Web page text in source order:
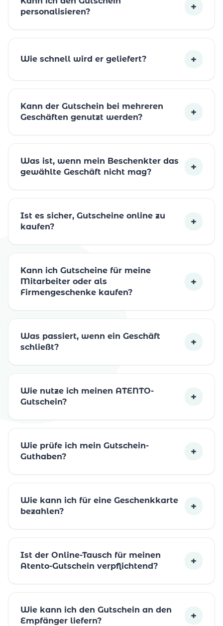
personalisieren?
+
Wie schnell wird er geliefert? +
Kann der Gutschein bei mehreren
Geschäften genutzt werden?
+
Was ist, wenn mein Beschenkter das
gewählte Geschäft nicht mag?
+
Ist es sicher, Gutscheine online zu
kaufen?
+
Kann ich Gutscheine für meine
Mitarbeiter oder als
Firmengeschenke kaufen?
+
Was passiert, wenn ein Geschäft
schließt?
+
Wie nutze ich meinen ATENTO-
Gutschein?
+
Wie prüfe ich mein Gutschein-
Guthaben?
+
Wie kann ich für eine Geschenkkarte
bezahlen?
+
Ist der Online-Tausch für meinen
Atento-Gutschein verpflichtend?
+
Wie kann ich den Gutschein an den
Empfänger liefern?
+